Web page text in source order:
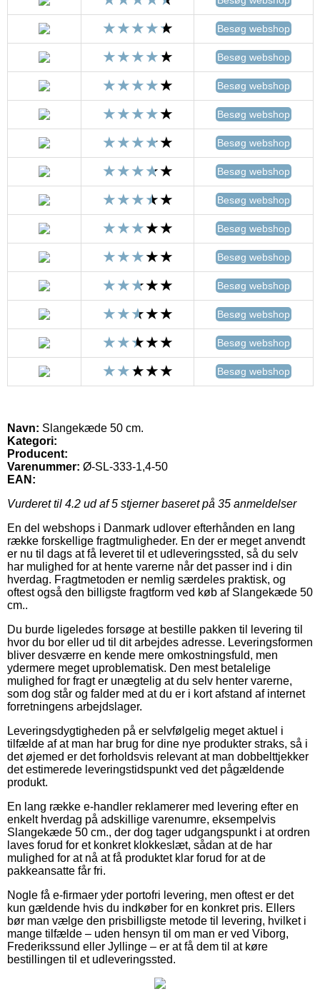
Besøg webshop
Besøg webshop
Besøg webshop
Besøg webshop
Besøg webshop
Besøg webshop
Besøg webshop
Besøg webshop
Besøg webshop
Besøg webshop
Besøg webshop
Besøg webshop
Besøg webshop
Navn: Slangekæde 50 cm.
Kategori:
Producent:
Varenummer: Ø-SL-333-1,4-50
EAN:
Vurderet til 4.2 ud af 5 stjerner baseret på 35 anmeldelser
En del webshops i Danmark udlover efterhånden en lang
række forskellige fragtmuligheder. En der er meget anvendt
er nu til dags at få leveret til et udleveringssted, så du selv
har mulighed for at hente varerne når det passer ind i din
hverdag. Fragtmetoden er nemlig særdeles praktisk, og
oftest også den billigste fragtform ved køb af Slangekæde 50
cm..
Du burde ligeledes forsøge at bestille pakken til levering til
hvor du bor eller ud til dit arbejdes adresse. Leveringsformen
bliver desværre en kende mere omkostningsfuld, men
ydermere meget uproblematisk. Den mest betalelige
mulighed for fragt er unægtelig at du selv henter varerne,
som dog står og falder med at du er i kort afstand af internet
forretningens arbejdslager.
Leveringsdygtigheden på er selvfølgelig meget aktuel i
tilfælde af at man har brug for dine nye produkter straks, så i
det øjemed er det forholdsvis relevant at man dobbelttjekker
det estimerede leveringstidspunkt ved det pågældende
produkt.
En lang række e-handler reklamerer med levering efter en
enkelt hverdag på adskillige varenumre, eksempelvis
Slangekæde 50 cm., der dog tager udgangspunkt i at ordren
laves forud for et konkret klokkeslæt, sådan at de har
mulighed for at nå at få produktet klar forud for at de
pakkeansatte får fri.
Nogle få e-firmaer yder portofri levering, men oftest er det
kun gældende hvis du indkøber for en konkret pris. Ellers
bør man vælge den prisbilligste metode til levering, hvilket i
mange tilfælde – uden hensyn til om man er ved Viborg,
Frederikssund eller Jyllinge – er at få dem til at køre
bestillingen til et udleveringssted.